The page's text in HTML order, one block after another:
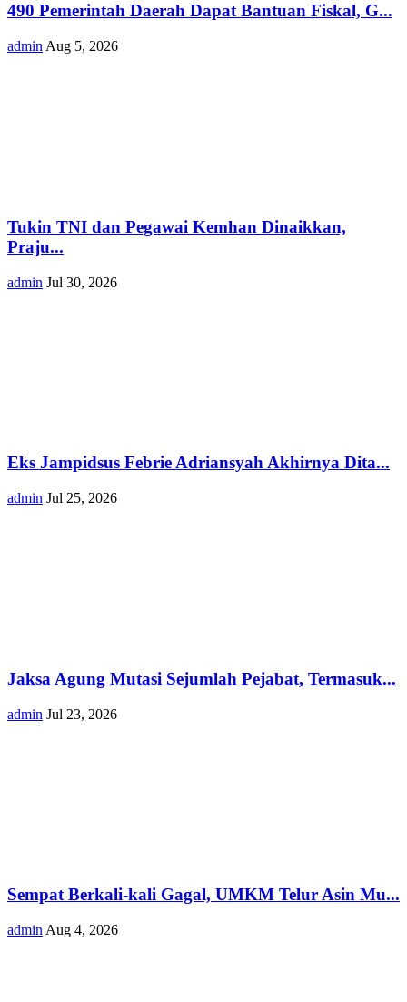
490 Pemerintah Daerah Dapat Bantuan Fiskal, G...
admin Aug 5, 2026
Tukin TNI dan Pegawai Kemhan Dinaikkan,
Praju...
admin Jul 30, 2026
Eks Jampidsus Febrie Adriansyah Akhirnya Dita...
admin Jul 25, 2026
Jaksa Agung Mutasi Sejumlah Pejabat, Termasuk...
admin Jul 23, 2026
Sempat Berkali-kali Gagal, UMKM Telur Asin Mu...
admin Aug 4, 2026